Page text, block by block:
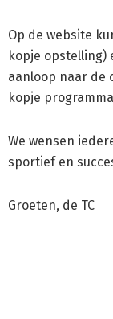
Op de website
kopje opstelling)
aanloop naar de
kopje
We wensen
sportief en
Groeten, de TC